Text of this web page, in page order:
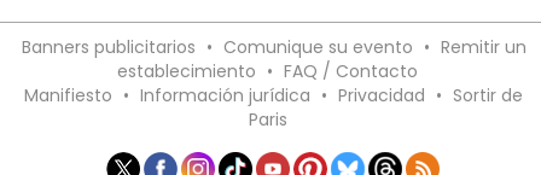
Banners publicitarios • Comunique su evento • Remitir un
establecimiento • FAQ / Contacto
Manifiesto • Información jurídica • Privacidad • Sortir de
Paris